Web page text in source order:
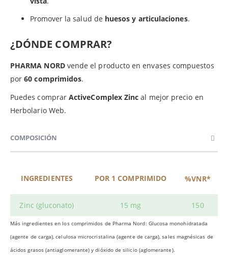
Promover la salud de huesos y articulaciones.
¿DÓNDE COMPRAR?
PHARMA NORDvende el producto en envases compuestos
por60 comprimidos.
Puedes comprarActiveComplex Zinc al mejor precio en
Herbolario Web.
COMPOSICIÓN
INGREDIENTES POR 1 COMPRIMIDO %VNR*
Zinc (gluconato) 15 mg 150
Más ingredientes en los comprimidos de Pharma Nord: Glucosa monohidratada
(agente de carga), celulosa microcristalina (agente de carga), sales magnésicas de
ácidos grasos (antiaglomerante) y dióxido de silicio (aglomerante).